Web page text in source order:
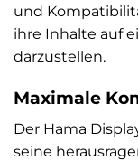
und
ihre Inhalte auf
darzustellen.
Maximale
Der Hama
seine